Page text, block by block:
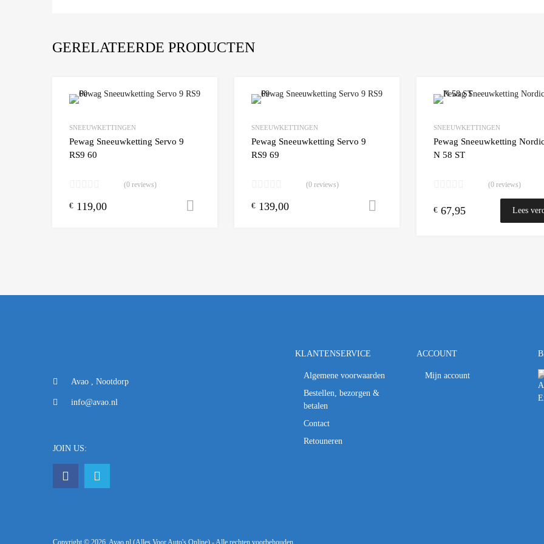
GERELATEERDE PRODUCTEN
Add to Wishlist
SNEEUWKETTINGEN
Pewag Sneeuwketting Servo 9
RS9 60
(0 reviews)
€ 119,00 Toevoegen aan winkelwagen
Add to Wishlist
SNEEUWKETTINGEN
Pewag Sneeuwketting Servo 9
RS9 69
(0 reviews)
€ 139,00 Toevoegen aan winkelwagen
SNEEUWKETTINGEN
Pewag Sneeuwketting
N 58 ST
(0 reviews)
€ 67,95 Lees
Avao , Nootdorp
info@avao.nl
JOIN US:
KLANTENSERVICE
Algemene voorwaarden
Bestellen, bezorgen &
betalen
Contact
Retouneren
ACCOUNT
Mijn account
Copyright © 2026 Avao.nl (Alles Voor Auto's Online) - Alle rechten voorbehouden